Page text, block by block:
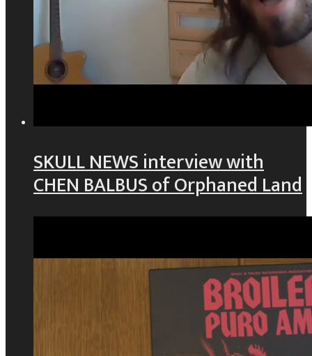
SKULL NEWS interview with
CHEN BALBUS of Orphaned Land